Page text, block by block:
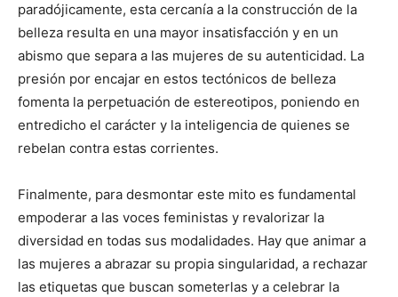
paradójicamente, esta cercanía a la construcción de la
belleza resulta en una mayor insatisfacción y en un
abismo que separa a las mujeres de su autenticidad. La
presión por encajar en estos tectónicos de belleza
fomenta la perpetuación de estereotipos, poniendo en
entredicho el carácter y la inteligencia de quienes se
rebelan contra estas corrientes.
Finalmente, para desmontar este mito es fundamental
empoderar a las voces feministas y revalorizar la
diversidad en todas sus modalidades. Hay que animar a
las mujeres a abrazar su propia singularidad, a rechazar
las etiquetas que buscan someterlas y a celebrar la